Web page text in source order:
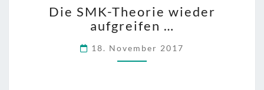
SMK-
THEORIE
AUFGREIFEN
…
Die SMK-Theorie wieder
aufgreifen …
18. November 2017